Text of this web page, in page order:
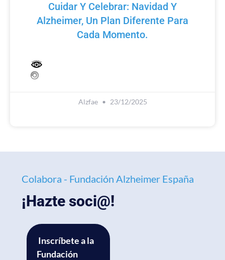
Cuidar Y Celebrar: Navidad Y
Alzheimer, Un Plan Diferente Para
Cada Momento.
Alzfae 23/12/2025
Colabora - Fundación Alzheimer España
¡Hazte soci@!
Inscríbete a la
Fundación